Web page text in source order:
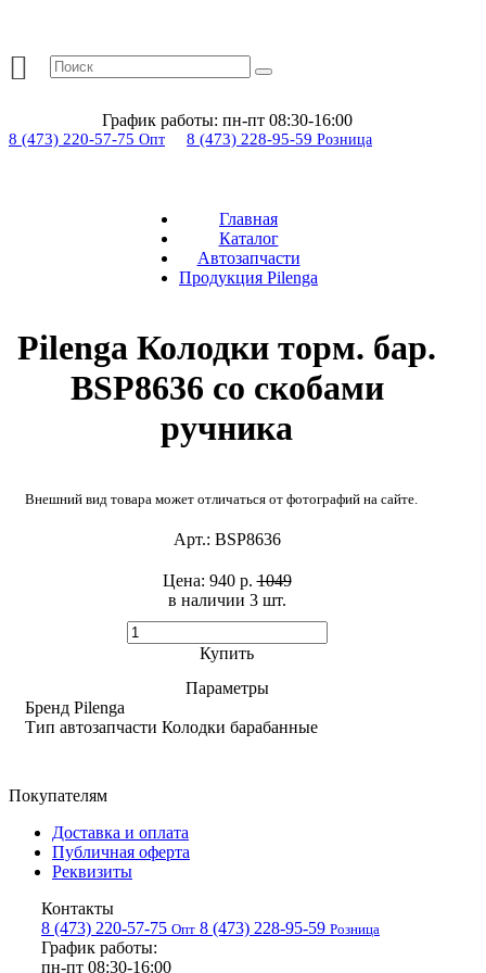
График работы: пн-пт 08:30-16:00
8 (473) 220-57-75 Опт 8 (473) 228-95-59 Розница
Главная
Каталог
Автозапчасти
Продукция Pilenga
Pilenga Колодки торм. бар.
BSP8636 со скобами
ручника
Внешний вид товара может отличаться от фотографий на сайте.
Арт.: BSP8636
в наличии 3 шт. ​
Цена: 940 р.1049
Купить
Параметры
Бренд Pilenga
Тип автозапчасти Колодки барабанные
Покупателям
Доставка и оплата
Публичная оферта
Реквизиты
Контакты
8 (473) 220-57-75 Опт 8 (473) 228-95-59 Розница
График работы:
пн-пт 08:30-16:00